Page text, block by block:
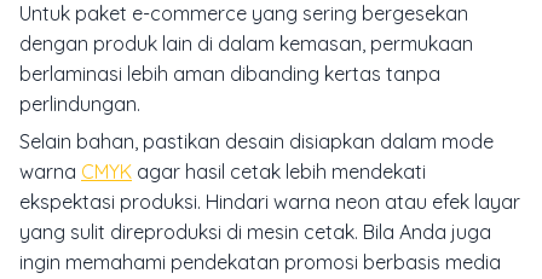
Untuk paket e-commerce yang sering bergesekan
dengan produk lain di dalam kemasan, permukaan
berlaminasi lebih aman dibanding kertas tanpa
perlindungan.
Selain bahan, pastikan desain disiapkan dalam mode
warna CMYK agar hasil cetak lebih mendekati
ekspektasi produksi. Hindari warna neon atau efek layar
yang sulit direproduksi di mesin cetak. Bila Anda juga
ingin memahami pendekatan promosi berbasis media